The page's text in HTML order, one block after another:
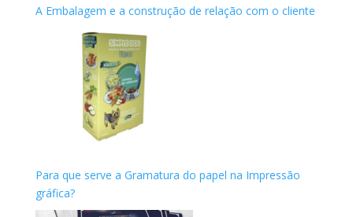
A Embalagem e a construção de relação com o cliente
Para que serve a Gramatura do papel na Impressão
gráfica?